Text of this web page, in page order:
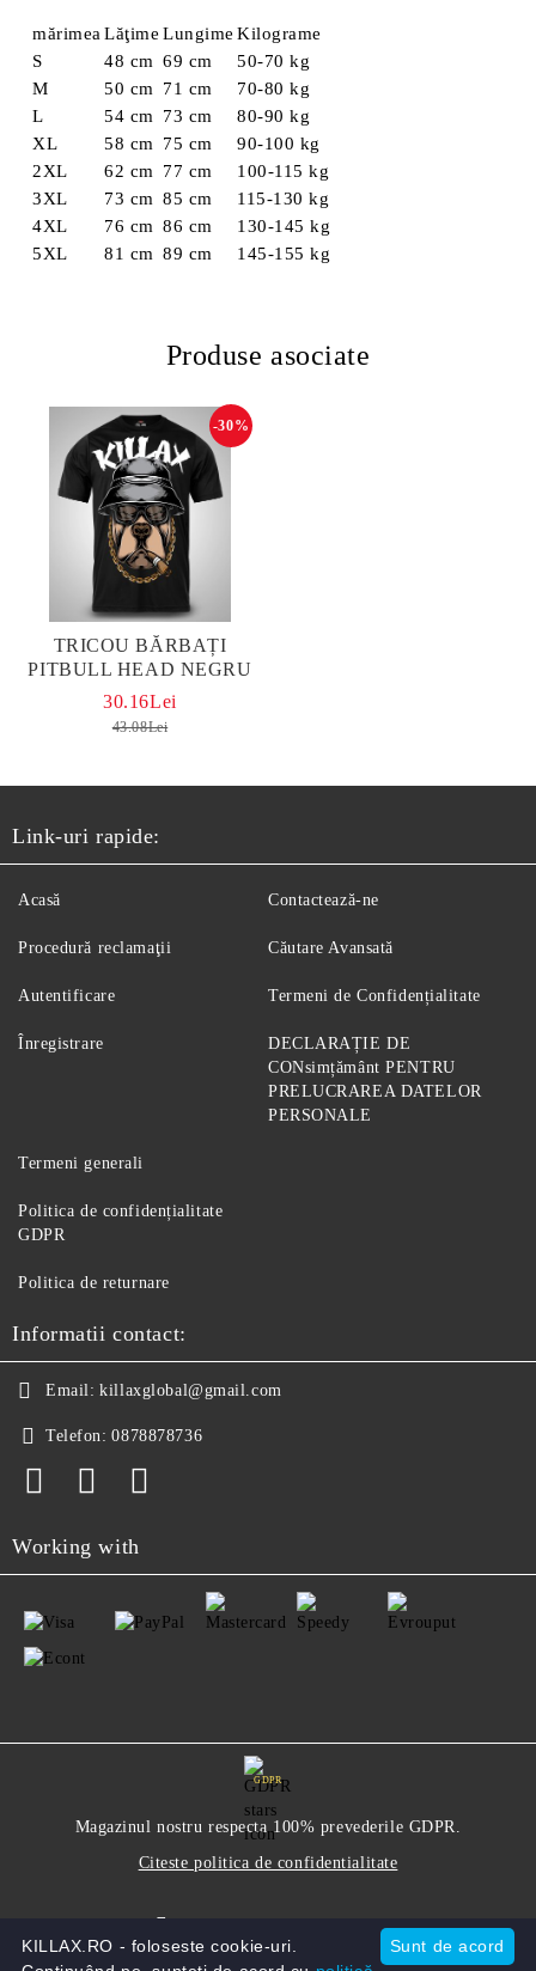
mărimea Lăţime Lungime Kilograme
S
48 cm 69 cm
50-70 kg
M
50 cm 71 cm
70-80 kg
L
54 cm 73 cm
80-90 kg
XL
58 cm 75 cm
90-100 kg
2XL
62 cm 77 cm
100-115 kg
3XL
73 cm 85 cm
115-130 kg
4XL
76 cm 86 cm
130-145 kg
5XL
81 cm 89 cm 145-155 kg
Produse asociate
TRICOU BĂRBAȚI
PITBULL HEAD NEGRU
-30%
30.16Lei
43.08Lei
Link-uri rapide:
Acasă
Procedură reclamaţii
Autentificare
Înregistrare
Contactează-ne
Căutare Avansată
Termeni de Confidențialitate
DECLARAȚIE DE
CONsimțământ PENTRU
PRELUCRAREA DATELOR
PERSONALE
Termeni generali
Politica de confidențialitate
GDPR
Politica de returnare
Informatii contact:
Email: killaxglobal@gmail.com
Telefon: 0878878736
Working with
GDPR
Magazinul nostru respecta 100% prevederile GDPR.
Citeste politica de confidentialitate
Sunt de acord
KILLAX.RO - foloseste cookie-uri.